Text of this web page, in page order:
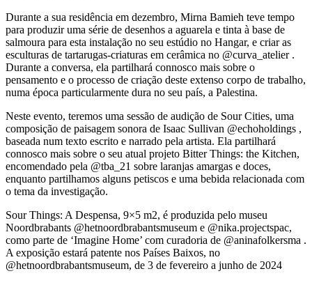
Durante a sua residência em dezembro, Mirna Bamieh teve tempo
para produzir uma série de desenhos a aguarela e tinta à base de
salmoura para esta instalação no seu estúdio no Hangar, e criar as
esculturas de tartarugas-criaturas em cerâmica no @curva_atelier .
Durante a conversa, ela partilhará connosco mais sobre o
pensamento e o processo de criação deste extenso corpo de trabalho,
numa época particularmente dura no seu país, a Palestina.
Neste evento, teremos uma sessão de audição de Sour Cities, uma
composição de paisagem sonora de Isaac Sullivan @echoholdings ,
baseada num texto escrito e narrado pela artista. Ela partilhará
connosco mais sobre o seu atual projeto Bitter Things: the Kitchen,
encomendado pela @tba_21 sobre laranjas amargas e doces,
enquanto partilhamos alguns petiscos e uma bebida relacionada com
o tema da investigação.
Sour Things: A Despensa, 9×5 m2, é produzida pelo museu
Noordbrabants @hetnoordbrabantsmuseum e @nika.projectspac,
como parte de ‘Imagine Home’ com curadoria de @aninafolkersma .
A exposição estará patente nos Países Baixos, no
@hetnoordbrabantsmuseum, de 3 de fevereiro a junho de 2024